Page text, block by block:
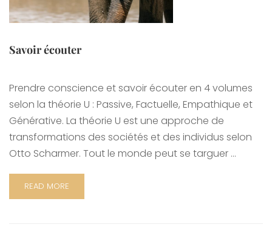
Savoir écouter
Prendre conscience et savoir écouter en 4 volumes
selon la théorie U : Passive, Factuelle, Empathique et
Générative. La théorie U est une approche de
transformations des sociétés et des individus selon
Otto Scharmer. Tout le monde peut se targuer …
READ MORE